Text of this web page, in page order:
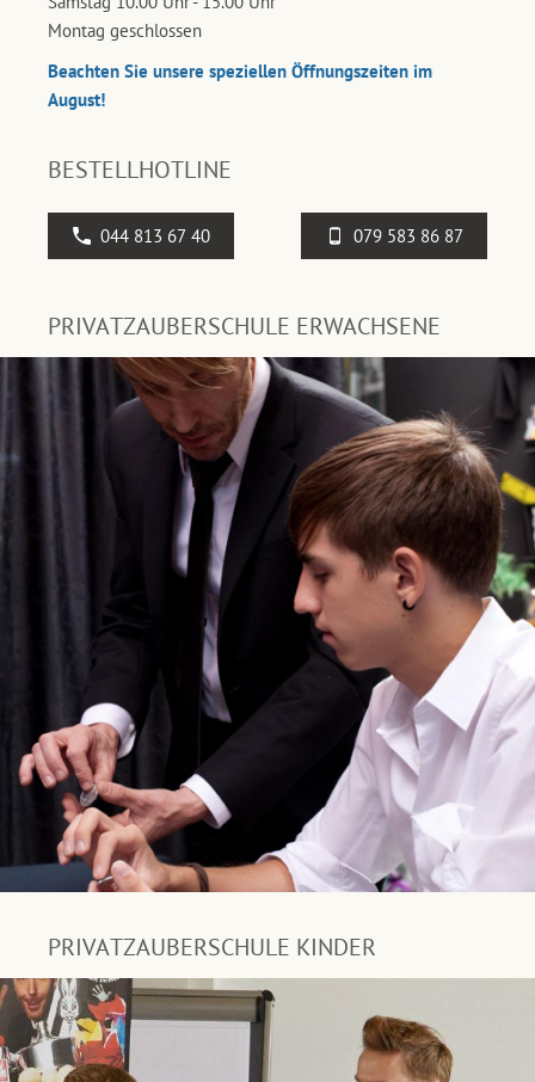
Montag geschlossen
Beachten Sie unsere speziellen Öffnungszeiten im
August!
BESTELLHOTLINE
044 813 67 40 079 583 86 87
PRIVATZAUBERSCHULE ERWACHSENE
PRIVATZAUBERSCHULE KINDER